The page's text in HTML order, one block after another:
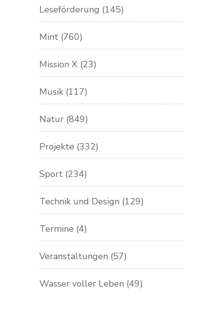
Leseförderung (145)
Mint (760)
Mission X (23)
Musik (117)
Natur (849)
Projekte (332)
Sport (234)
Technik und Design (129)
Termine (4)
Veranstaltungen (57)
Wasser voller Leben (49)